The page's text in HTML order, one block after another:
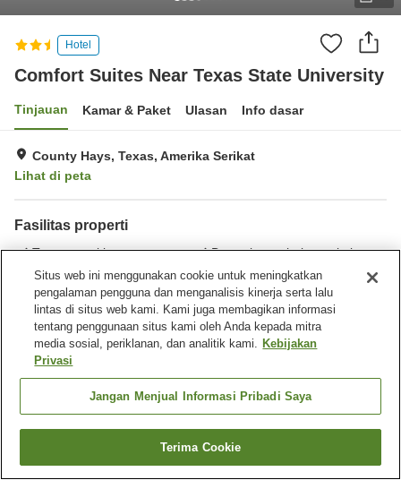
Hotel
Comfort Suites Near Texas State University
Tinjauan Kamar & Paket Ulasan Info dasar
County Hays, Texas, Amerika Serikat
Lihat di peta
Fasilitas properti
Tempat parkir
Benar-benar bebas rokok
Laundry
Gymnasium
Beranda Amerika Serikat Texas
County Hays
Comfort Suites Near Texas State University
Cari kamar
Situs web ini menggunakan cookie untuk meningkatkan
pengalaman pengguna dan menganalisis kinerja serta lalu
lintas di situs web kami. Kami juga membagikan informasi
tentang penggunaan situs kami oleh Anda kepada mitra
media sosial, periklanan, dan analitik kami. Kebijakan
Privasi
Jangan Menjual Informasi Pribadi Saya
Terima Cookie